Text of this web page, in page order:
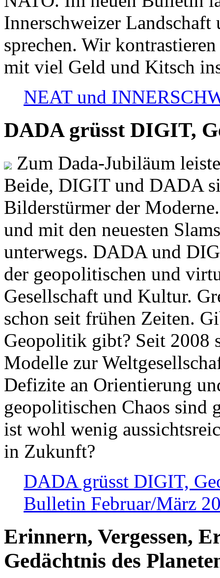
Innerschweizer
sprechen. Wir
mit viel Geld und Kitsch
NEAT und
DADA grüsst DIGIT,
Zum Dada-Jubiläum
Beide, DIGIT und DADA
Bilderstürmer der
und mit den neuesten
unterwegs. DADA und
der geopolitischen und
Gesellschaft und Kultur.
schon seit frühen Zeiten.
Geopolitik gibt? Seit 2008
Modelle zur
Defizite an Orientierung
geopolitischen Chaos sind
ist wohl wenig
in Zukunft?
DADA grüsst DIGIT,
Bulletin Februar/März
Erinnern, Vergessen,
Gedächtnis des